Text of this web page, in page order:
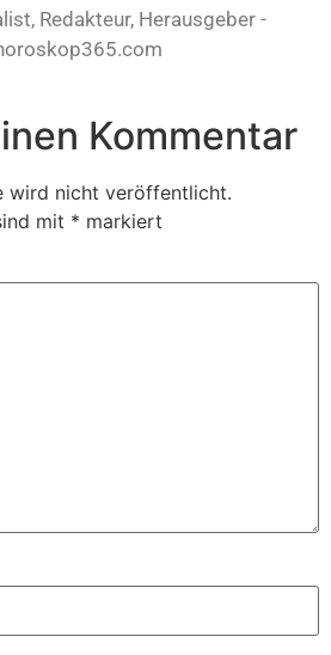
Redakteur, Herausgeber -
Kommentar
wird nicht veröffentlicht.
mit * markiert